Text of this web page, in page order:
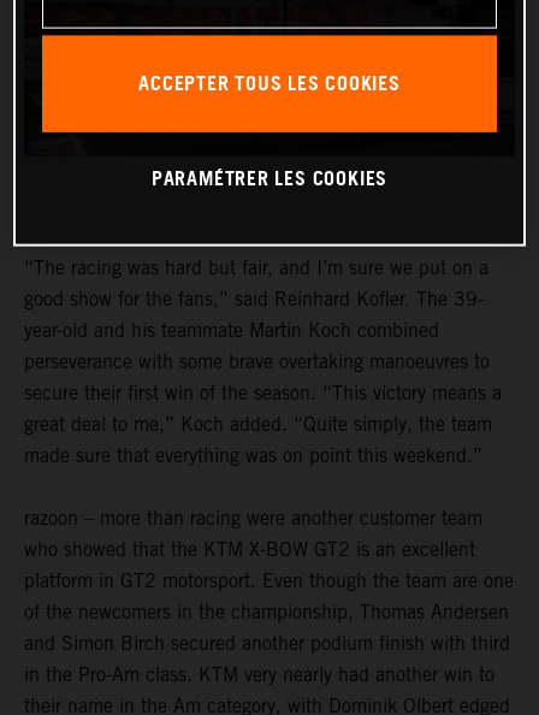
“The racing was hard but fair, and I’m sure we put on a
good show for the fans,” said Reinhard Kofler. The 39-
year-old and his teammate Martin Koch combined
perseverance with some brave overtaking manoeuvres to
secure their first win of the season. “This victory means a
great deal to me,” Koch added. “Quite simply, the team
made sure that everything was on point this weekend.”
razoon – more than racing were another customer team
who showed that the KTM X-BOW GT2 is an excellent
platform in GT2 motorsport. Even though the team are one
of the newcomers in the championship, Thomas Andersen
and Simon Birch secured another podium finish with third
in the Pro-Am class. KTM very nearly had another win to
their name in the Am category, with Dominik Olbert edged
ACCEPTER TOUS LES COOKIES
PARAMÉTRER LES COOKIES